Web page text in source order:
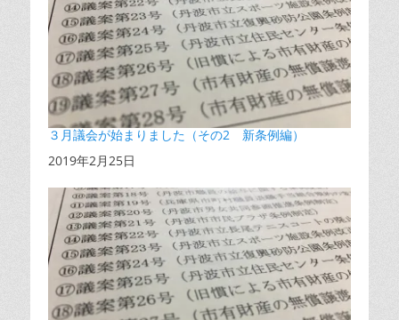
３月議会が始まりました（その2 新条例編）
日付
2019年2月25日